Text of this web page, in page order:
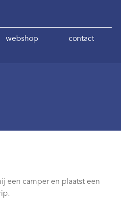
webshop contact
een camper en plaatst een